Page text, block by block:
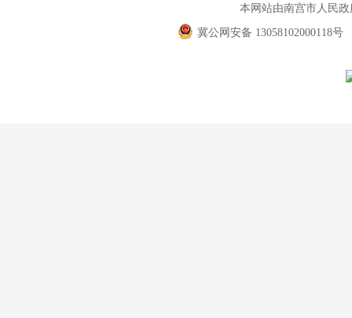
本网站由南宫市人民
冀公网安备 13058102000118号